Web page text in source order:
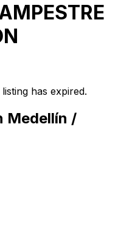
has expired.
Medellín /